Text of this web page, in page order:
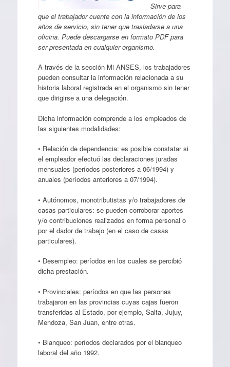
Sirve para
que el trabajador cuente con la información de los
años de servicio, sin tener que trasladarse a una
oficina. Puede descargarse en formato PDF para
ser presentada en cualquier organismo.
A través de la sección Mi ANSES, los trabajadores
pueden consultar la información relacionada a su
historia laboral registrada en el organismo sin tener
que dirigirse a una delegación.
Dicha información comprende a los empleados de
las siguientes modalidades:
• Relación de dependencia: es posible constatar si
el empleador efectuó las declaraciones juradas
mensuales (períodos posteriores a 06/1994) y
anuales (períodos anteriores a 07/1994).
• Autónomos, monotributistas y/o trabajadores de
casas particulares: se pueden corroborar aportes
y/o contribuciones realizados en forma personal o
por el dador de trabajo (en el caso de casas
particulares).
• Desempleo: períodos en los cuales se percibió
dicha prestación.
• Provinciales: períodos en que las personas
trabajaron en las provincias cuyas cajas fueron
transferidas al Estado, por ejemplo, Salta, Jujuy,
Mendoza, San Juan, entre otras.
• Blanqueo: períodos declarados por el blanqueo
laboral del año 1992.